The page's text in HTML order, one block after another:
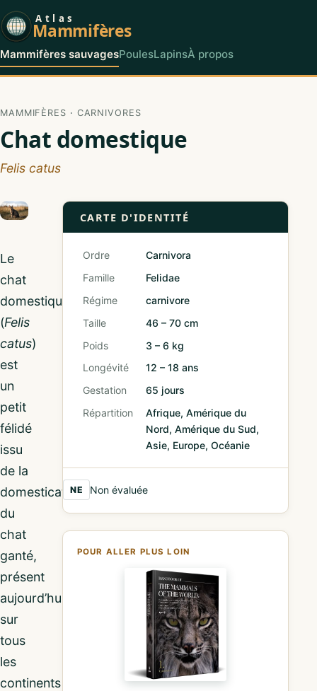
Atlas
Mammifères
Mammifères sauvagesPoulesLapinsÀ propos
MAMMIFÈRES · CARNIVORES
Chat domestique
Felis catus
Le
chat
domestique
(Felis
catus)
est
un
petit
félidé
issu
de la
domestication
du
chat
ganté,
présent
aujourd’hui
sur
tous
les
continents
CARTE D'IDENTITÉ
Ordre
Carnivora
Famille
Felidae
Régime
carnivore
Taille
46 – 70 cm
Poids
3 – 6 kg
Longévité
12 – 18 ans
Gestation
65 jours
Répartition
Afrique, Amérique du
Nord, Amérique du Sud,
Asie, Europe, Océanie
NE Non évaluée
POUR ALLER PLUS LOIN